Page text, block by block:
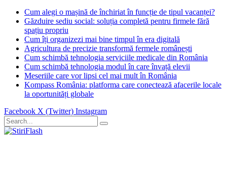
Cum alegi o mașină de închiriat în funcție de tipul vacanței?
Găzduire sediu social: soluția completă pentru firmele fără
spațiu propriu
Cum îți organizezi mai bine timpul în era digitală
Agricultura de precizie transformă fermele românești
Cum schimbă tehnologia serviciile medicale din România
Cum schimbă tehnologia modul în care învață elevii
Meseriile care vor lipsi cel mai mult în România
Kompass România: platforma care conectează afacerile locale
la oportunități globale
Facebook X (Twitter) Instagram